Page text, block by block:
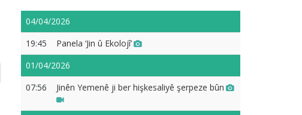
04/04/2026
19:45
Panela ‘Jin û Ekolojî’
01/04/2026
07:56
Jinên Yemenê ji ber hişkesaliyê şerpeze bûn